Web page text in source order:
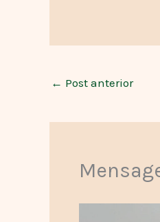
← Post anterior